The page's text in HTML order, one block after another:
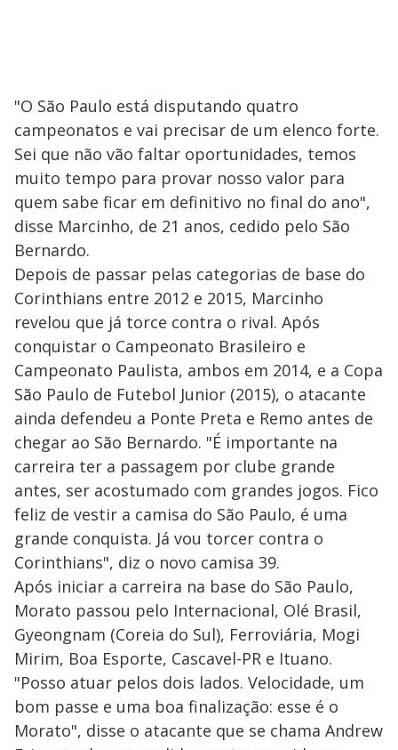
"O São Paulo está disputando quatro
campeonatos e vai precisar de um elenco forte.
Sei que não vão faltar oportunidades, temos
muito tempo para provar nosso valor para
quem sabe ficar em definitivo no final do ano",
disse Marcinho, de 21 anos, cedido pelo São
Bernardo.
Depois de passar pelas categorias de base do
Corinthians entre 2012 e 2015, Marcinho
revelou que já torce contra o rival. Após
conquistar o Campeonato Brasileiro e
Campeonato Paulista, ambos em 2014, e a Copa
São Paulo de Futebol Junior (2015), o atacante
ainda defendeu a Ponte Preta e Remo antes de
chegar ao São Bernardo. "É importante na
carreira ter a passagem por clube grande
antes, ser acostumado com grandes jogos. Fico
feliz de vestir a camisa do São Paulo, é uma
grande conquista. Já vou torcer contra o
Corinthians", diz o novo camisa 39.
Após iniciar a carreira na base do São Paulo,
Morato passou pelo Internacional, Olé Brasil,
Gyeongnam (Coreia do Sul), Ferroviária, Mogi
Mirim, Boa Esporte, Cascavel-PR e Ituano.
"Posso atuar pelos dois lados. Velocidade, um
bom passe e uma boa finalização: esse é o
Morato", disse o atacante que se chama Andrew